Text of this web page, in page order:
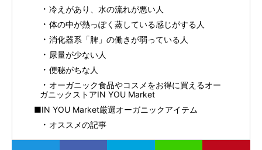
冷えがあり、水の流れが悪い人
体の中が熱っぽく蒸している感じがする人
消化器系「脾」の働きが弱っている人
尿量が少ない人
便秘がちな人
オーガニック食品やコスメをお得に買えるオー
ガニックストアIN YOU Market
■IN YOU Market厳選オーガニックアイテム
オススメの記事